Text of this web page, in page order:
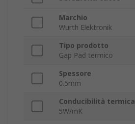
Marchio
Wurth Elektronik
Tipo prodotto
Gap Pad termico
Spessore
0.5mm
Conducibilità termica
5W/mK